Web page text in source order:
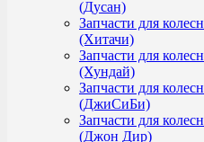
(Дусан)
Запчасти для
(Хитачи)
Запчасти для
(Хундай)
Запчасти для
(ДжиСиБи)
Запчасти для
(Джон Дир)